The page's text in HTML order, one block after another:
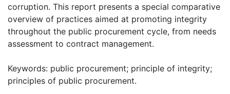
corruption. This report presents a special comparative
overview of practices aimed at promoting integrity
throughout the public procurement cycle, from needs
assessment to contract management.
Keywords: public procurement; principle of integrity;
principles of public procurement.